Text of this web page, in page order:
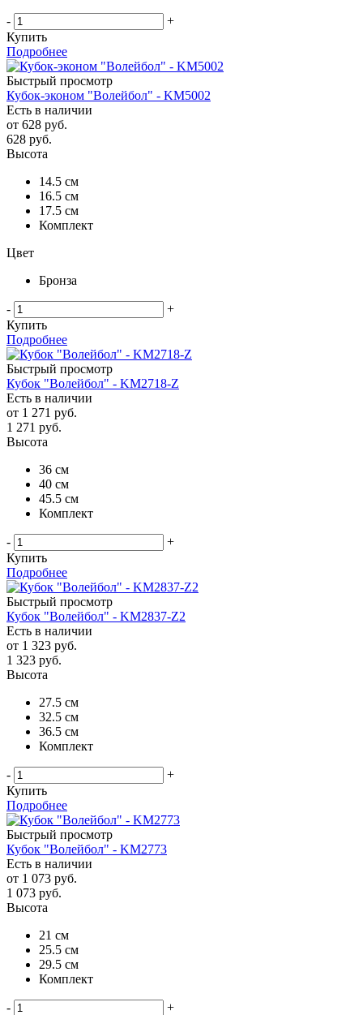
-
+
Купить
Подробнее
Быстрый просмотр
Кубок-эконом "Волейбол" - KM5002
Есть в наличии
от 628 руб.
628 руб.
Высота
14.5 см
16.5 см
17.5 см
Комплект
Цвет
Бронза
-
+
Купить
Подробнее
Быстрый просмотр
Кубок "Волейбол" - KM2718-Z
Есть в наличии
от 1 271 руб.
1 271 руб.
Высота
36 см
40 см
45.5 см
Комплект
-
+
Купить
Подробнее
Быстрый просмотр
Кубок "Волейбол" - KM2837-Z2
Есть в наличии
от 1 323 руб.
1 323 руб.
Высота
27.5 см
32.5 см
36.5 см
Комплект
-
+
Купить
Подробнее
Быстрый просмотр
Кубок "Волейбол" - KM2773
Есть в наличии
от 1 073 руб.
1 073 руб.
Высота
21 см
25.5 см
29.5 см
Комплект
-
+